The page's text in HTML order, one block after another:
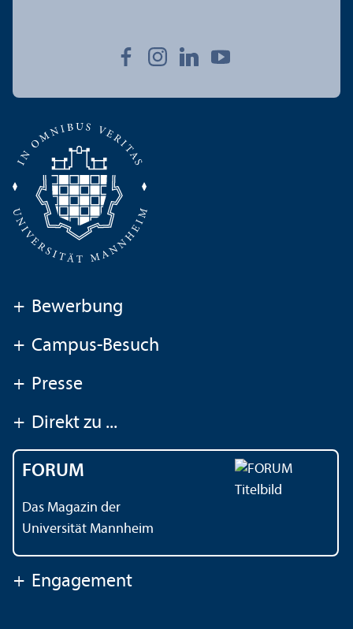
+ Bewerbung
+ Campus-Besuch
+ Presse
+ Direkt zu ...
FORUM
Das Magazin der
Universität Mannheim
+ Engagement